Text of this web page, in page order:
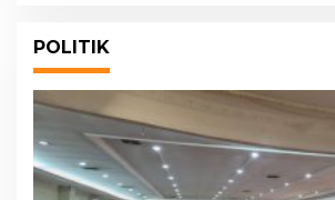
POLITIK